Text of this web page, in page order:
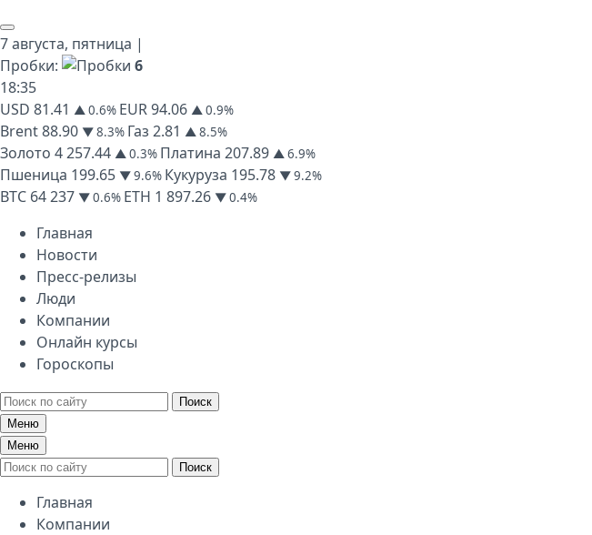
7 августа, пятница |
Пробки:
6
18:35
USD 81.41 ▲ 0.6% EUR94.06 ▲ 0.9%
Brent88.90 ▼ 8.3% Газ 2.81 ▲ 8.5%
Золото 4 257.44 ▲ 0.3% Платина 207.89 ▲ 6.9%
Пшеница 199.65 ▼ 9.6% Кукуруза 195.78 ▼ 9.2%
BTC 64 237 ▼ 0.6% ETH 1 897.26 ▼ 0.4%
Главная
Новости
Пресс-релизы
Люди
Компании
Онлайн курсы
Гороскопы
Поиск
Меню
Меню
Поиск
Главная
Компании